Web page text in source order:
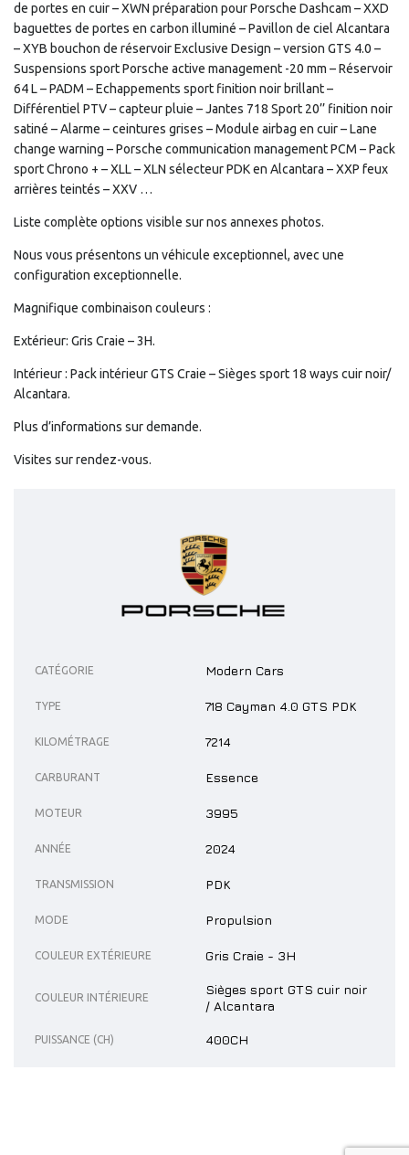
de portes en cuir – XWN préparation pour Porsche Dashcam – XXD
baguettes de portes en carbon illuminé – Pavillon de ciel Alcantara
– XYB bouchon de réservoir Exclusive Design – version GTS 4.0 –
Suspensions sport Porsche active management -20 mm – Réservoir
64 L – PADM – Echappements sport finition noir brillant –
Différentiel PTV – capteur pluie – Jantes 718 Sport 20’’ finition noir
satiné – Alarme – ceintures grises – Module airbag en cuir – Lane
change warning – Porsche communication management PCM – Pack
sport Chrono + – XLL – XLN sélecteur PDK en Alcantara – XXP feux
arrières teintés – XXV …
Liste complète options visible sur nos annexes photos.
Nous vous présentons un véhicule exceptionnel, avec une
configuration exceptionnelle.
Magnifique combinaison couleurs :
Extérieur: Gris Craie – 3H.
Intérieur : Pack intérieur GTS Craie – Sièges sport 18 ways cuir noir/
Alcantara.
Plus d’informations sur demande.
Visites sur rendez-vous.
CATÉGORIE Modern Cars
TYPE 718 Cayman 4.0 GTS PDK
KILOMÉTRAGE 7214
CARBURANT Essence
MOTEUR 3995
ANNÉE 2024
TRANSMISSION PDK
MODE Propulsion
COULEUR EXTÉRIEURE Gris Craie - 3H
COULEUR INTÉRIEURE
Sièges sport GTS cuir noir
/ Alcantara
PUISSANCE (CH) 400CH